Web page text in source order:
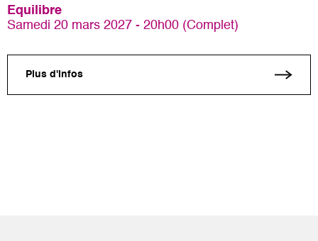
Equilibre
Samedi 20 mars 2027 - 20h00 (Complet)
Plus d'infos